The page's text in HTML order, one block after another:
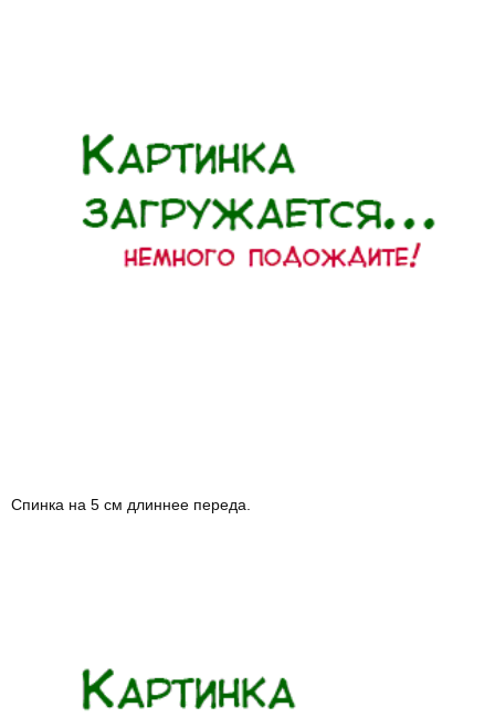
Спинка на 5 см длиннее переда.